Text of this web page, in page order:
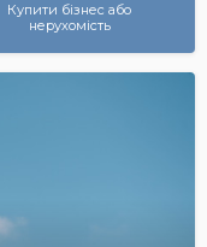
Купити бізнес або
нерухомість